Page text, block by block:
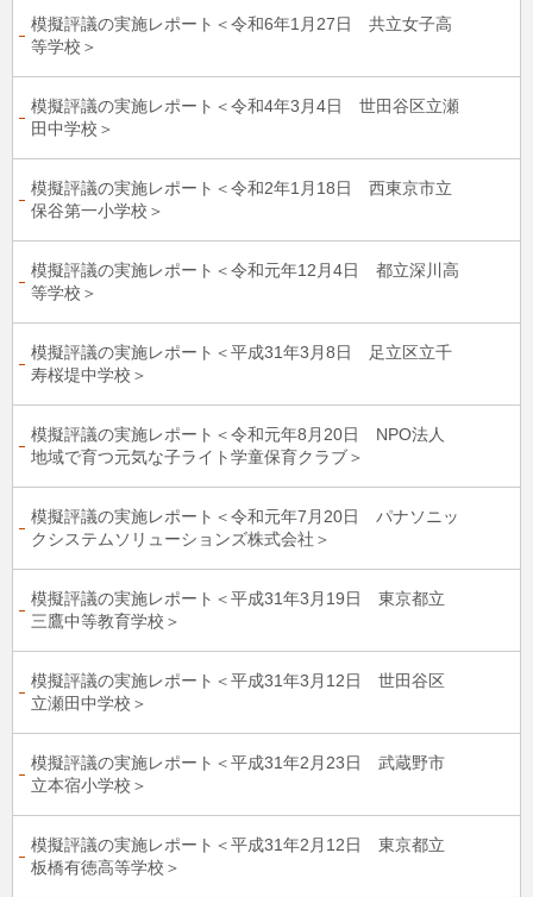
模擬評議の実施レポート＜令和6年1月27日 共立女子高
等学校＞
模擬評議の実施レポート＜令和4年3月4日 世田谷区立瀬
田中学校＞
模擬評議の実施レポート＜令和2年1月18日 西東京市立
保谷第一小学校＞
模擬評議の実施レポート＜令和元年12月4日 都立深川高
等学校＞
模擬評議の実施レポート＜平成31年3月8日 足立区立千
寿桜堤中学校＞
模擬評議の実施レポート＜令和元年8月20日 NPO法人
地域で育つ元気な子ライト学童保育クラブ＞
模擬評議の実施レポート＜令和元年7月20日 パナソニッ
クシステムソリューションズ株式会社＞
模擬評議の実施レポート＜平成31年3月19日 東京都立
三鷹中等教育学校＞
模擬評議の実施レポート＜平成31年3月12日 世田谷区
立瀬田中学校＞
模擬評議の実施レポート＜平成31年2月23日 武蔵野市
立本宿小学校＞
模擬評議の実施レポート＜平成31年2月12日 東京都立
板橋有徳高等学校＞